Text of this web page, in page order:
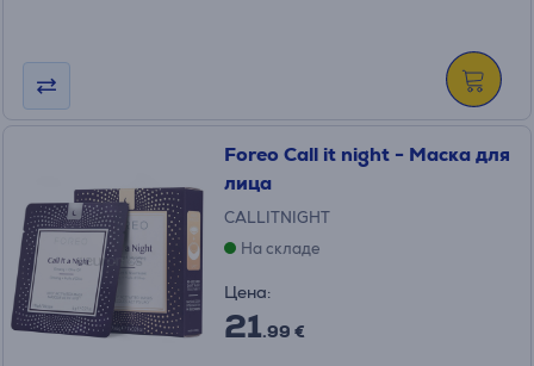
Foreo Call it night - Маска для
лица
CALLITNIGHT
На складе
Цена:
21.99 €